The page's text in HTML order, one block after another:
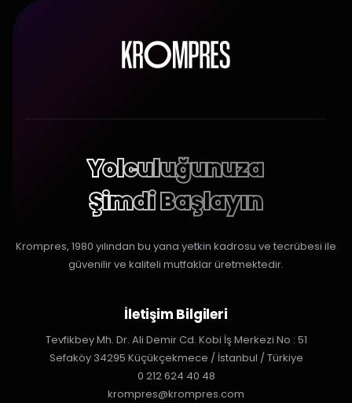
Yolculuğunuza
Şimdi Başlayın
Krompres, 1980 yılından bu yana yetkin kadrosu ve tecrübesi ile
güvenilir ve kaliteli mutfaklar üretmektedir.
İletişim Bilgileri
Tevfikbey Mh. Dr. Ali Demir Cd. Kobi İş Merkezi No : 51
Sefaköy 34295 Küçükçekmece / İstanbul / Türkiye
0 212 624 40 48
krompres@krompres.com